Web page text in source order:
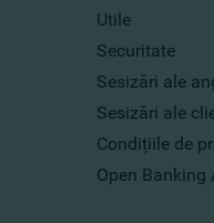
Utile
Securitate
Sesizări ale
Sesizări ale
Condițiile de
Open Banking